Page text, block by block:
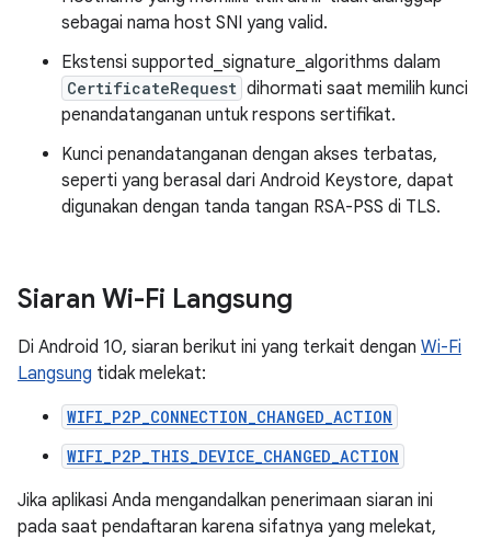
sebagai nama host SNI yang valid.
Ekstensi supported_signature_algorithms dalam
CertificateRequest dihormati saat memilih kunci
penandatanganan untuk respons sertifikat.
Kunci penandatanganan dengan akses terbatas,
seperti yang berasal dari Android Keystore, dapat
digunakan dengan tanda tangan RSA-PSS di TLS.
Siaran Wi-Fi Langsung
Di Android 10, siaran berikut ini yang terkait dengan Wi-Fi
Langsung tidak melekat:
WIFI_P2P_CONNECTION_CHANGED_ACTION
WIFI_P2P_THIS_DEVICE_CHANGED_ACTION
Jika aplikasi Anda mengandalkan penerimaan siaran ini
pada saat pendaftaran karena sifatnya yang melekat,